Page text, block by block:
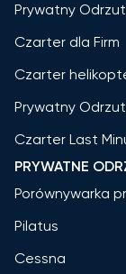
Prywatny
Czarter dla Firm
Czarter
Prywatny
Czarter Last
PRYWATNE
Porównywarka
Pilatus
Cessna